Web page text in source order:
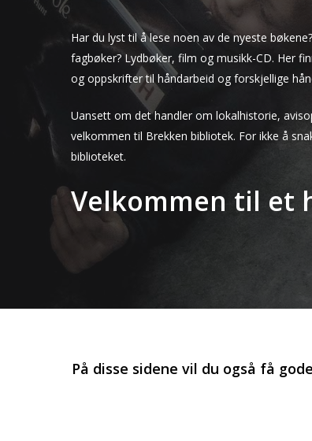
Har du lyst til å lese noen av de nyeste
fagbøker? Lydbøker, film og musikk-CD. Her
og oppskrifter til håndarbeid og forskjellige
Uansett om det handler om lokalhistorie,
velkommen til Brekken bibliotek. For ikke å
biblioteket.
Velkommen til et
På disse sidene vil du også få